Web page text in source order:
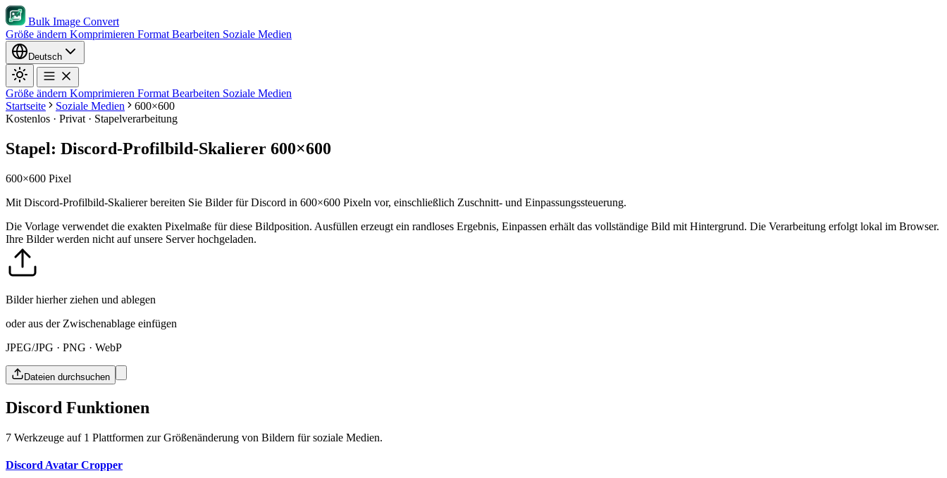
Bulk Image Convert
Größe ändern Komprimieren Format Bearbeiten Soziale Medien
Deutsch
Größe ändern Komprimieren Format Bearbeiten Soziale Medien
Startseite
Soziale Medien
600×600
Kostenlos · Privat · Stapelverarbeitung
Stapel: Discord-Profilbild-Skalierer 600×600
600×600 Pixel
Mit Discord-Profilbild-Skalierer bereiten Sie Bilder für Discord in 600×600 Pixeln vor, einschließlich Zuschnitt- und Einpassungssteuerung.
Die Vorlage verwendet die exakten Pixelmaße für diese Bildposition. Ausfüllen erzeugt ein randloses Ergebnis, Einpassen erhält das vollständige Bild mit Hintergrund. Die Verarbeitung erfolgt lokal im Browser.
Ihre Bilder werden nicht auf unsere Server hochgeladen.
Bilder hierher ziehen und ablegen
oder aus der Zwischenablage einfügen
JPEG/JPG · PNG · WebP
Dateien durchsuchen
Discord Funktionen
7 Werkzeuge auf 1 Plattformen zur Größenänderung von Bildern für soziale Medien.
Discord Avatar Cropper